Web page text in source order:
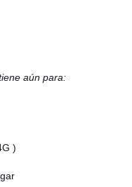
aún para:
)